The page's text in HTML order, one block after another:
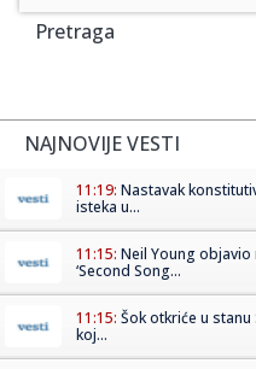
Pretraga
NAJNOVIJE VESTI
11:19: Nastavak
isteka u...
11:15: Neil Young
‘Second Song...
11:15: Šok otkriće u
koj...